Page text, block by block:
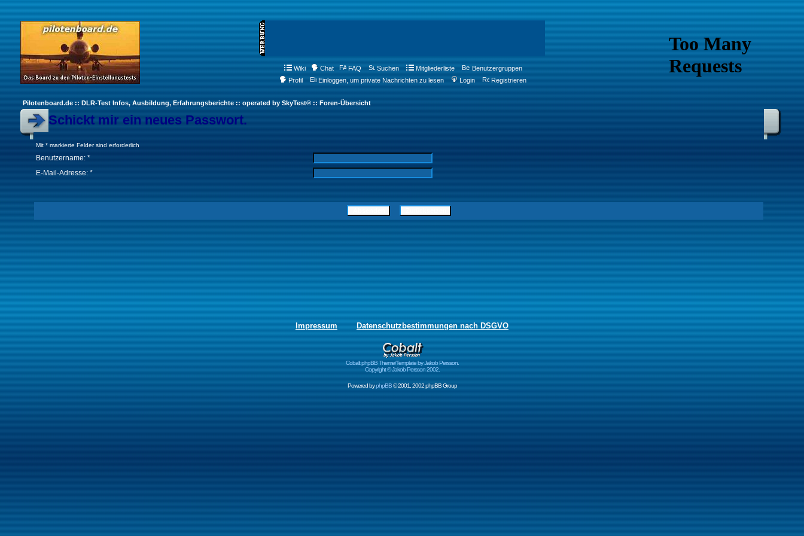
Wiki Chat FAQ Suchen Mitgliederliste
Benutzergruppen
Profil
Einloggen, um private Nachrichten zu lesen Login Registrieren
Pilotenboard.de :: DLR-Test Infos, Ausbildung, Erfahrungsberichte :: operated by SkyTest® :: Foren-Übersicht
Schickt mir ein neues Passwort.
Mit * markierte Felder sind erforderlich
Benutzername: *
E-Mail-Adresse: *
Impressum Datenschutzbestimmungen nach DSGVO
Cobalt phpBB Theme/Template by Jakob Persson.
Copyright © Jakob Persson 2002.
Powered byphpBB© 2001, 2002 phpBB Group